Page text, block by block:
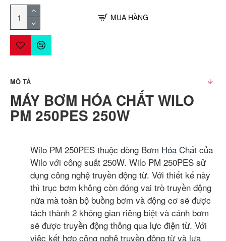
MUA HÀNG
MÔ TẢ
MÁY BƠM HÓA CHẤT WILO
PM 250PES 250W
Wilo PM 250PES thuộc dòng Bơm Hóa Chất của
Wilo với công suất 250W. Wilo PM 250PES sử
dụng công nghệ truyền động từ. Với thiết kế này
thì trục bơm không còn đóng vai trò truyền động
nữa mà toàn bộ buồng bơm và động cơ sẽ được
tách thành 2 không gian riêng biệt và cánh bơm
sẽ được truyền động thông qua lực điện từ. Với
việc kết hợp công nghệ truyền động từ và lựa